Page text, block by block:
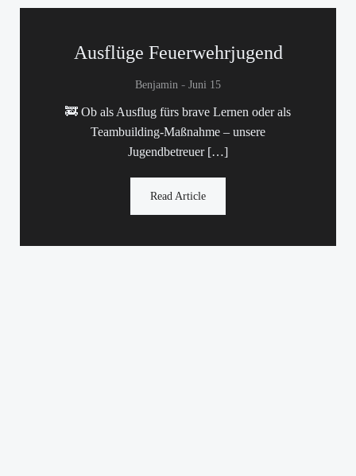
Ausflüge Feuerwehrjugend
Benjamin - Juni 15
🚒 Ob als Ausflug fürs brave Lernen oder als
Teambuilding-Maßnahme – unsere
Jugendbetreuer […]
Read Article